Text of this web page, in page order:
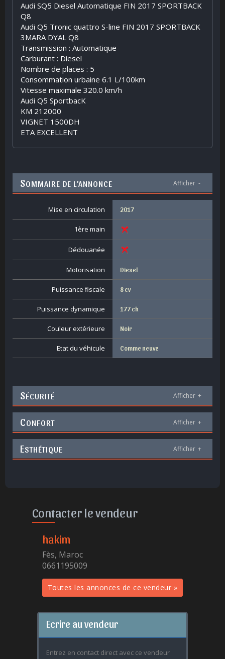
Audi SQ5 Diesel Automatique FIN 2017 SPORTBACK
Q8
Audi Q5 Tronic quattro S-line FIN 2017 SPORTBACK
3MARA DYAL Q8
Transmission : Automatique
Carburant : Diesel
Nombre de places : 5
Consommation urbaine 6.1 L/100km
Vitesse maximale 320.0 km/h
Audi Q5 SportbacK
KM 212000
VIGNET 1500DH
ETA EXCELLENT
SOMMAIRE DE L’ANNONCE Afficher -
Mise en circulation 2017
1ère main
Dédouanée
Motorisation Diesel
Puissance fiscale 8 cv
Puissance dynamique 177 ch
Couleur extérieure Noir
Etat du véhicule Comme neuve
SÉCURITÉ Afficher +
CONFORT Afficher +
ESTHÉTIQUE Afficher +
Contacter le vendeur
hakim
Fès, Maroc
0661195009
Toutes les annonces de ce vendeur »
Ecrire au vendeur
Entrez en contact direct avec ce vendeur